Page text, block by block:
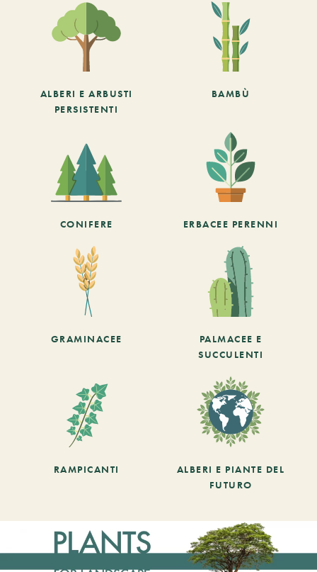
ALBERI E ARBUSTI
PERSISTENTI
BAMBÙ
CONIFERE ERBACEE PERENNI
GRAMINACEE
PALMACEE E
SUCCULENTI
RAMPICANTI
ALBERI E PIANTE DEL
FUTURO